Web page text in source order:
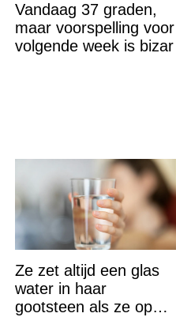
Vandaag 37 graden,
maar voorspelling voor
volgende week is bizar
Ze zet altijd een glas
water in haar
gootsteen als ze op